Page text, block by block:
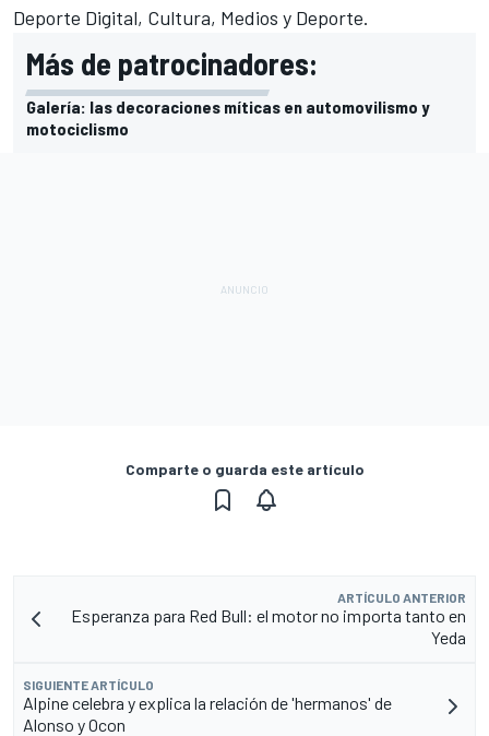
Deporte Digital, Cultura, Medios y Deporte.
Más de patrocinadores:
Galería: las decoraciones míticas en automovilismo y
motociclismo
Comparte o guarda este artículo
ARTÍCULO ANTERIOR
Esperanza para Red Bull: el motor no importa tanto en
Yeda
SIGUIENTE ARTÍCULO
Alpine celebra y explica la relación de 'hermanos' de
Alonso y Ocon